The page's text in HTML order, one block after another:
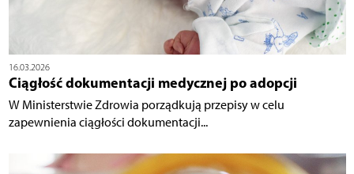
16.03.2026
Ciągłość dokumentacji medycznej po adopcji
W Ministerstwie Zdrowia porządkują przepisy w celu
zapewnienia ciągłości dokumentacji...